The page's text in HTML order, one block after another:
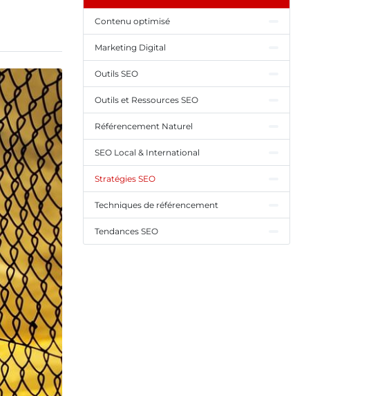
Contenu optimisé
Marketing Digital
Outils SEO
Outils et Ressources SEO
Référencement Naturel
SEO Local & International
Stratégies SEO
Techniques de référencement
Tendances SEO